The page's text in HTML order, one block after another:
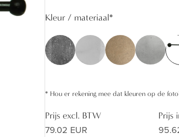
ronde versie.
Kleur / materiaal *
* Hou er rekening mee dat kleuren op de
Prijs excl. BTW
79.02 EUR
Prijs